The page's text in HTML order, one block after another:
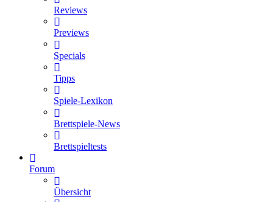
Reviews
Previews
Specials
Tipps
Spiele-Lexikon
Brettspiele-News
Brettspieltests
Forum
Übersicht